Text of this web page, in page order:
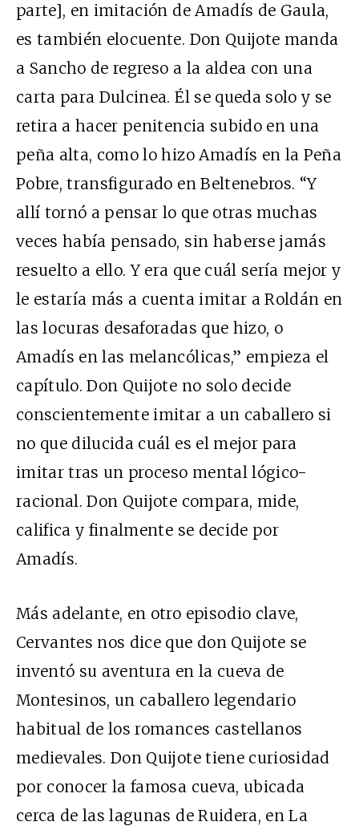
parte], en imitación de Amadís de Gaula,
es también elocuente. Don Quijote manda
a Sancho de regreso a la aldea con una
carta para Dulcinea. Él se queda solo y se
retira a hacer penitencia subido en una
peña alta, como lo hizo Amadís en la Peña
Pobre, transfigurado en Beltenebros. “Y
allí tornó a pensar lo que otras muchas
veces había pensado, sin haberse jamás
resuelto a ello. Y era que cuál sería mejor y
le estaría más a cuenta imitar a Roldán en
las locuras desaforadas que hizo, o
Amadís en las melancólicas,” empieza el
capítulo. Don Quijote no solo decide
conscientemente imitar a un caballero si
no que dilucida cuál es el mejor para
imitar tras un proceso mental lógico-
racional. Don Quijote compara, mide,
califica y finalmente se decide por
Amadís.
Más adelante, en otro episodio clave,
Cervantes nos dice que don Quijote se
inventó su aventura en la cueva de
Montesinos, un caballero legendario
habitual de los romances castellanos
medievales. Don Quijote tiene curiosidad
por conocer la famosa cueva, ubicada
cerca de las lagunas de Ruidera, en La